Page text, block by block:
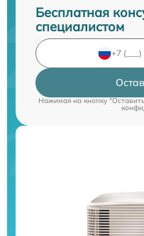
Бесплатная
специалистом
Нажимая на кнопку